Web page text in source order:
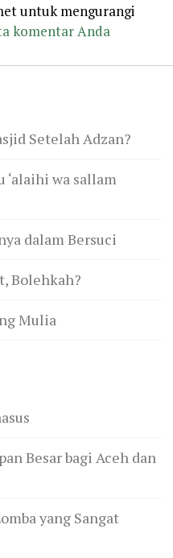
untuk mengurangi
komentar Anda
Setelah Adzan?
wa sallam
dalam Bersuci
Bolehkah?
Mulia
Besar bagi Aceh dan
yang Sangat